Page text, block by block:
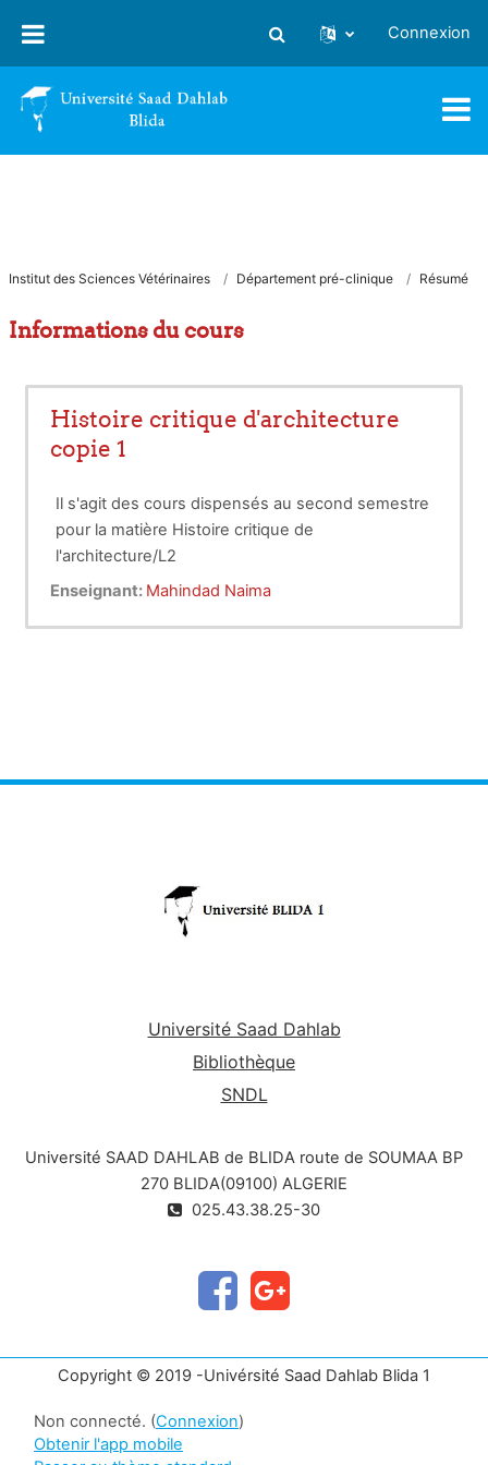
Activer/désactiver la saisie
Connexion
Institut des Sciences Vétérinaires Département pré-clinique Résumé
Informations du cours
Histoire critique d'architecture
copie 1
Il s'agit des cours dispensés au second semestre
pour la matière Histoire critique de
l'architecture/L2
Il s'articule autour de six chapitres :
Chapitre : Les dynasties Almoravides et
L'ensemble de ces chapitres portent sur la
Enseignant: Mahindad Naima
Université Saad Dahlab
Bibliothèque
SNDL
Université SAAD DAHLAB de BLIDA route de SOUMAA BP
270 BLIDA(09100) ALGERIE
025.43.38.25-30
Copyright © 2019 -Univérsité Saad Dahlab Blida 1
Non connecté. (Connexion)
Obtenir l'app mobile